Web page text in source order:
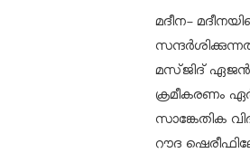
മദീന-
മസ്ജിദ്
ക്രമീകരണം
സാങ്കേതിക
റൗദ